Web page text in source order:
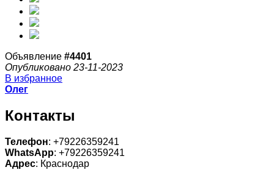
Объявление #4401
Опубликовано 23-11-2023
В избранное
Олег
Контакты
Телефон: +79226359241
WhatsApp: +79226359241
Адрес: Краснодар